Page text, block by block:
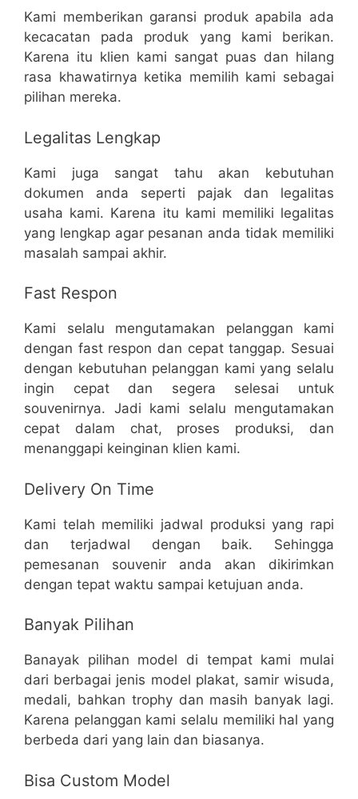
Kami memberikan garansi produk apabila ada
kecacatan pada produk yang kami berikan.
Karena itu klien kami sangat puas dan hilang
rasa khawatirnya ketika memilih kami sebagai
pilihan mereka.
Legalitas Lengkap
Kami juga sangat tahu akan kebutuhan
dokumen anda seperti pajak dan legalitas
usaha kami. Karena itu kami memiliki legalitas
yang lengkap agar pesanan anda tidak memiliki
masalah sampai akhir.
Fast Respon
Kami selalu mengutamakan pelanggan kami
dengan fast respon dan cepat tanggap. Sesuai
dengan kebutuhan pelanggan kami yang selalu
ingin cepat dan segera selesai untuk
souvenirnya. Jadi kami selalu mengutamakan
cepat dalam chat, proses produksi, dan
menanggapi keinginan klien kami.
Delivery On Time
Kami telah memiliki jadwal produksi yang rapi
dan terjadwal dengan baik. Sehingga
pemesanan souvenir anda akan dikirimkan
dengan tepat waktu sampai ketujuan anda.
Banyak Pilihan
Banayak pilihan model di tempat kami mulai
dari berbagai jenis model plakat, samir wisuda,
medali, bahkan trophy dan masih banyak lagi.
Karena pelanggan kami selalu memiliki hal yang
berbeda dari yang lain dan biasanya.
Bisa Custom Model